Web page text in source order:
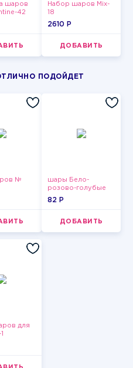
шаров
42
Набор шаров Mix-
18
2610 P
ДОБАВИТЬ
ПОДОЙДЕТ
№
шары Бело-
розово-голубые
пастельные
82 P
ДОБАВИТЬ
для